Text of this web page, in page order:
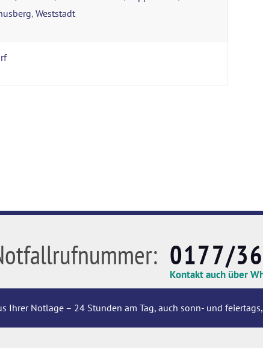
, Weststadt
0177/
Kontakt auch über
Ihrer Notlage – 24 Stunden am Tag, auch sonn- und feiertags,